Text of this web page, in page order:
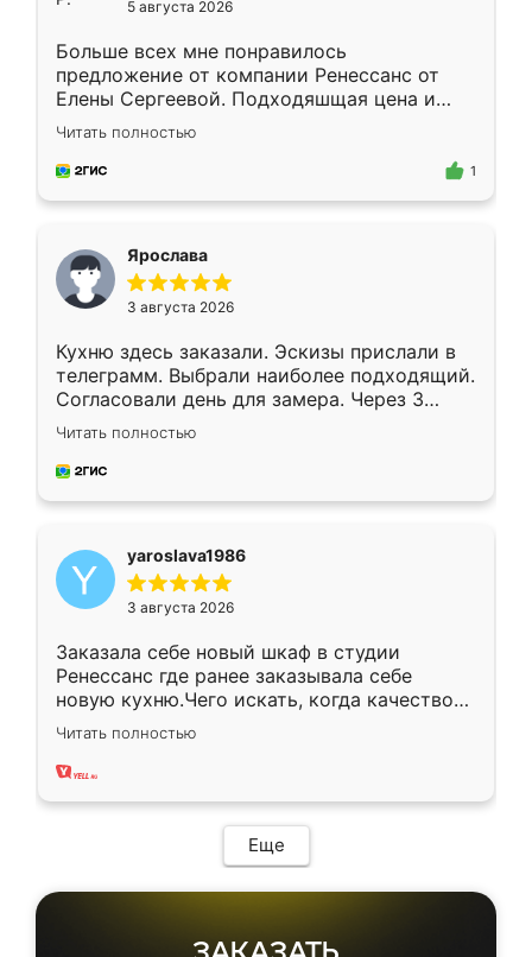
5 августа 2026
Больше всех мне понравилось
предложение от компании Ренессанс от
Елены Сергеевой. Подходяшщая цена и
короткие сроки изготовления. Приехавший
для замера сотрудник Владислав
предложил по моему эскизу самый
Читать полностью
1
Ярослава
3 августа 2026
Кухню здесь заказали. Эскизы прислали в
телеграмм. Выбрали наиболее подходящий.
Согласовали день для замера. Через 3
недели кухня была уже готова. Остались
довольны работой. Спасибо Ренессанс
мебель за качественную работу!
Читать полностью
yaroslava1986
3 августа 2026
Заказала себе новый шкаф в студии
Ренессанс где ранее заказывала себе
новую кухню.Чего искать, когда качеством
вполне довольна. Служит кухня уже почти
два года, нареканий нет.
Читать полностью
Еще